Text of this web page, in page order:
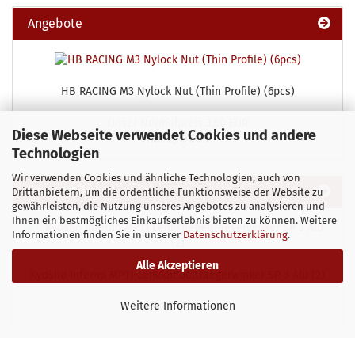
Diese Webseite verwendet Cookies und andere
Technologien
Wir verwenden Cookies und ähnliche Technologien, auch von
Drittanbietern, um die ordentliche Funktionsweise der Website zu
gewährleisten, die Nutzung unseres Angebotes zu analysieren und
Ihnen ein bestmögliches Einkaufserlebnis bieten zu können. Weitere
Informationen finden Sie in unserer Datenschutzerklärung.
Alle Akzeptieren
Weitere Informationen
Angebote
HB RACING M3 Nylock Nut (Thin Profile) (6pcs)
Nur 2,70 EUR
Neue Artikel
Kyosho Inferno MP11 Lenkkhebeltraegerwinker SP 3 Alu (2)
22,10 EUR